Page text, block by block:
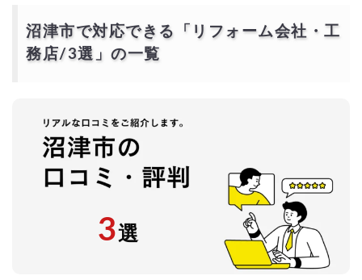
沼津市で対応できる「リフォーム会社・工
務店/3選 」の一覧
3選